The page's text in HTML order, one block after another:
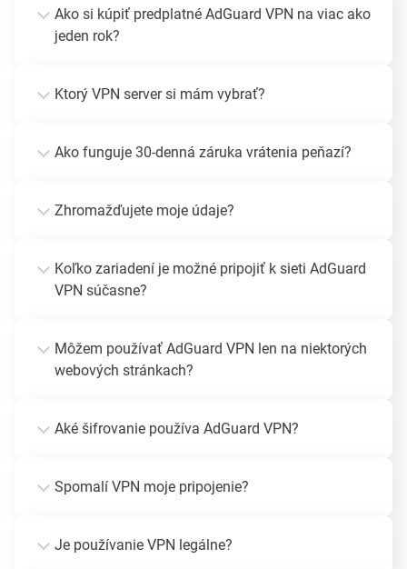
Ako si kúpiť predplatné AdGuard VPN na viac ako
jeden rok?
Ktorý VPN server si mám vybrať?
Ako funguje 30-denná záruka vrátenia peňazí?
Zhromažďujete moje údaje?
Koľko zariadení je možné pripojiť k sieti AdGuard
VPN súčasne?
Môžem používať AdGuard VPN len na niektorých
webových stránkach?
Aké šifrovanie používa AdGuard VPN?
Spomalí VPN moje pripojenie?
Je používanie VPN legálne?